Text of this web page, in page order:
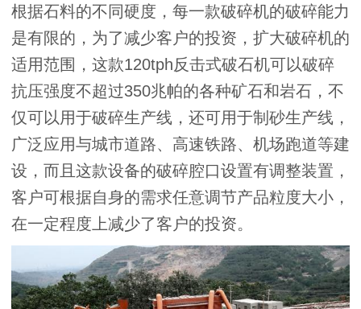
根据石料的不同硬度，每一款破碎机的破碎能力
是有限的，为了减少客户的投资，扩大破碎机的
适用范围，这款120tph反击式破石机可以破碎
抗压强度不超过350兆帕的各种矿石和岩石，不
仅可以用于破碎生产线，还可用于制砂生产线，
广泛应用与城市道路、高速铁路、机场跑道等建
设，而且这款设备的破碎腔口设置有调整装置，
客户可根据自身的需求任意调节产品粒度大小，
在一定程度上减少了客户的投资。